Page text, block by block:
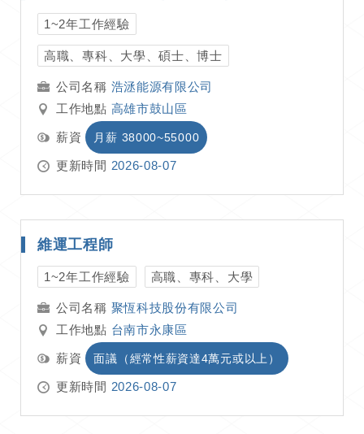
1~2年工作經驗
高職、專科、大學、碩士、博士
浩洆能源有限公司
工作地點 高雄市鼓山區
薪資 月薪 38000~55000
更新時間 2026-08-07
維運工程師
1~2年工作經驗 高職、專科、大學
聚恆科技股份有限公司
工作地點 台南市永康區
薪資 面議（經常性薪資達4萬元或以上）
更新時間 2026-08-07